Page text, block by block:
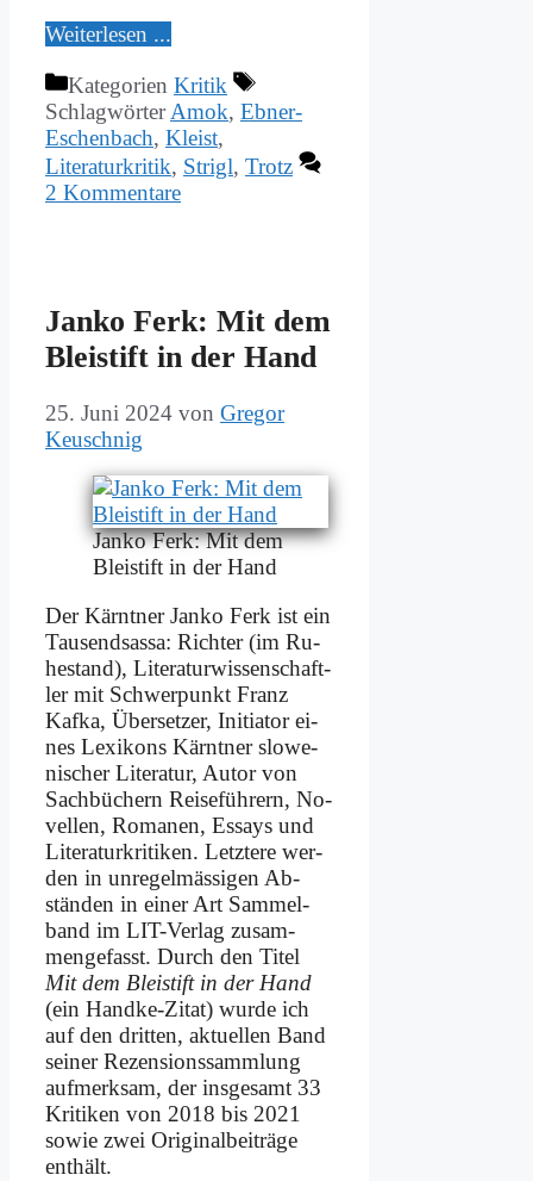
Wei­ter­le­sen ...
Kategorien Kritik
SchlagwörterAmok, Ebner-
Eschenbach, Kleist,
Literaturkritik, Strigl, Trotz
2 Kommentare
Jan­ko Ferk: Mit dem
Blei­stift in der Hand
25. Juni 2024 von Gregor
Keuschnig
Jan­ko Ferk: Mit dem
Blei­stift in der Hand
Der Kärnt­ner Jan­ko Ferk ist ein
Tau­send­sas­sa: Rich­ter (im Ru­
he­stand), Li­te­ra­tur­wis­sen­schaft­
ler mit Schwer­punkt Franz
Kaf­ka, Über­set­zer, In­itia­tor ei­
nes Le­xi­kons Kärnt­ner slo­we­
ni­scher Li­te­ra­tur, Au­tor von
Sach­bü­chern Rei­se­füh­rern, No­
vel­len, Ro­ma­nen, Es­says und
Li­te­ra­tur­kri­ti­ken. Letz­te­re wer­
den in un­re­gel­mä­ssi­gen Ab­
stän­den in ei­ner Art Sam­mel­
band im LIT-Ver­lag zu­sam­
men­ge­fasst. Durch den Ti­tel
Mit dem Blei­stift in der Hand
(ein Hand­ke-Zi­tat) wur­de ich
auf den drit­ten, ak­tu­el­len Band
sei­ner Re­zen­si­ons­samm­lung
auf­merk­sam, der ins­ge­samt 33
Kri­ti­ken von 2018 bis 2021
so­wie zwei Ori­gi­nal­bei­trä­ge
ent­hält.